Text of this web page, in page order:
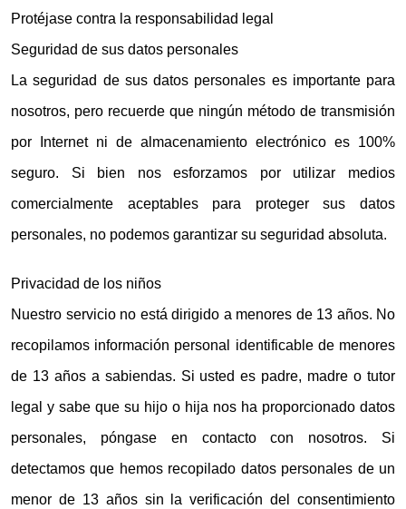
Protéjase contra la responsabilidad legal
Seguridad de sus datos personales
La seguridad de sus datos personales es importante para
nosotros, pero recuerde que ningún método de transmisión
por Internet ni de almacenamiento electrónico es 100%
seguro. Si bien nos esforzamos por utilizar medios
comercialmente aceptables para proteger sus datos
personales, no podemos garantizar su seguridad absoluta.
Privacidad de los niños
Nuestro servicio no está dirigido a menores de 13 años. No
recopilamos información personal identificable de menores
de 13 años a sabiendas. Si usted es padre, madre o tutor
legal y sabe que su hijo o hija nos ha proporcionado datos
personales, póngase en contacto con nosotros. Si
detectamos que hemos recopilado datos personales de un
menor de 13 años sin la verificación del consentimiento